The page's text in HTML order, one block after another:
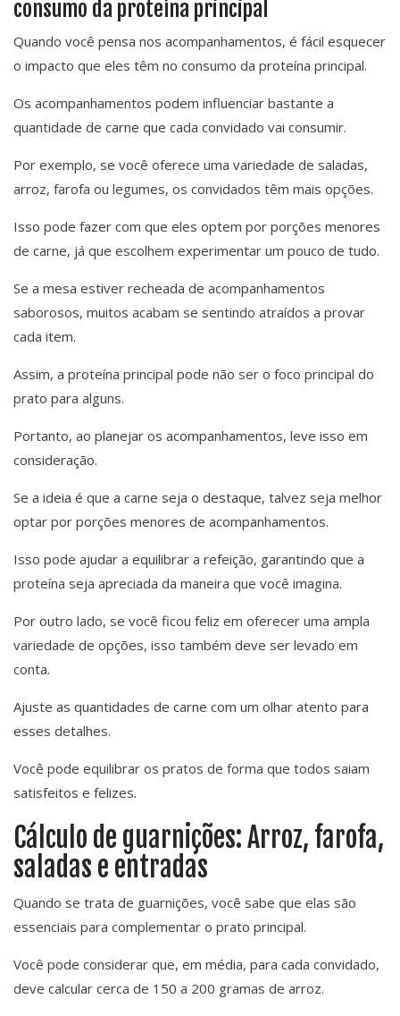
consumo da proteína principal
Quando você pensa nos acompanhamentos, é fácil esquecer
o impacto que eles têm no consumo da proteína principal.
Os acompanhamentos podem influenciar bastante a
quantidade de carne que cada convidado vai consumir.
Por exemplo, se você oferece uma variedade de saladas,
arroz, farofa ou legumes, os convidados têm mais opções.
Isso pode fazer com que eles optem por porções menores
de carne, já que escolhem experimentar um pouco de tudo.
Se a mesa estiver recheada de acompanhamentos
saborosos, muitos acabam se sentindo atraídos a provar
cada item.
Assim, a proteína principal pode não ser o foco principal do
prato para alguns.
Portanto, ao planejar os acompanhamentos, leve isso em
consideração.
Se a ideia é que a carne seja o destaque, talvez seja melhor
optar por porções menores de acompanhamentos.
Isso pode ajudar a equilibrar a refeição, garantindo que a
proteína seja apreciada da maneira que você imagina.
Por outro lado, se você ficou feliz em oferecer uma ampla
variedade de opções, isso também deve ser levado em
conta.
Ajuste as quantidades de carne com um olhar atento para
esses detalhes.
Você pode equilibrar os pratos de forma que todos saiam
satisfeitos e felizes.
Cálculo de guarnições: Arroz, farofa,
saladas e entradas
Quando se trata de guarnições, você sabe que elas são
essenciais para complementar o prato principal.
Você pode considerar que, em média, para cada convidado,
deve calcular cerca de 150 a 200 gramas de arroz.